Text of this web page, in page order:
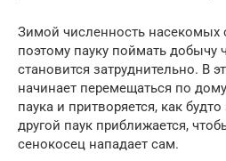
Зимой численность насекомых
поэтому пауку поймать добычу
становится затруднительно. В
начинает перемещаться по
паука и притворяется, как
другой паук приближается,
сенокосец нападает сам.